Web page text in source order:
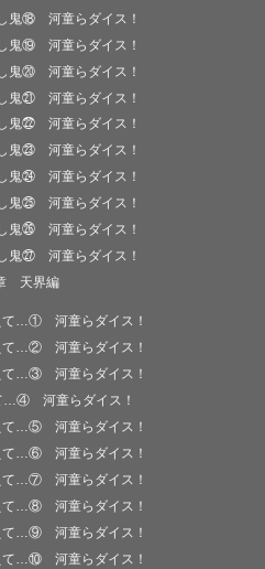
鬼⑱ 河童らダイス！
鬼⑲ 河童らダイス！
鬼⑳ 河童らダイス！
鬼㉑ 河童らダイス！
鬼㉒ 河童らダイス！
鬼㉓ 河童らダイス！
鬼㉔ 河童らダイス！
鬼㉕ 河童らダイス！
鬼㉖ 河童らダイス！
鬼㉗ 河童らダイス！
天界編
…① 河童らダイス！
…② 河童らダイス！
…③ 河童らダイス！
…④ 河童らダイス！
…⑤ 河童らダイス！
…⑥ 河童らダイス！
…⑦ 河童らダイス！
…⑧ 河童らダイス！
…⑨ 河童らダイス！
…⑩ 河童らダイス！